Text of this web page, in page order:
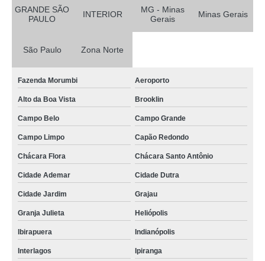
GRANDE SÃO
PAULO
INTERIOR
MG - Minas
Gerais
Minas Gerais
São Paulo Zona Norte
Fazenda Morumbi Aeroporto
Alto da Boa Vista Brooklin
Campo Belo Campo Grande
Campo Limpo Capão Redondo
Chácara Flora Chácara Santo Antônio
Cidade Ademar Cidade Dutra
Cidade Jardim Grajau
Granja Julieta Heliópolis
Ibirapuera Indianópolis
Interlagos Ipiranga